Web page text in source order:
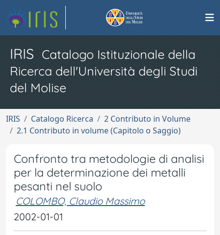
IRIS Catalogo Istituzionale della
Ricerca dell'Università degli Studi
del Molise
IRIS Catalogo Ricerca
2 Contributo in Volume
2.1 Contributo in volume (Capitolo o Saggio)
Confronto tra metodologie di analisi
per la determinazione dei metalli
pesanti nel suolo
COLOMBO, Claudio Massimo
2002-01-01